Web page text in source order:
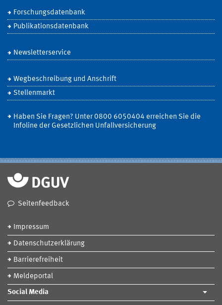
Forschungsdatenbank
Publikationsdatenbank
Newsletterservice
Wegbeschreibung und Anschrift
Stellenmarkt
Haben Sie Fragen? Unter 0800 6050404 erreichen Sie die
Infoline der Gesetzlichen Unfallversicherung
Seitenfeedback
Impressum
Datenschutzerklärung
Barrierefreiheit
Meldeportal
Social Media